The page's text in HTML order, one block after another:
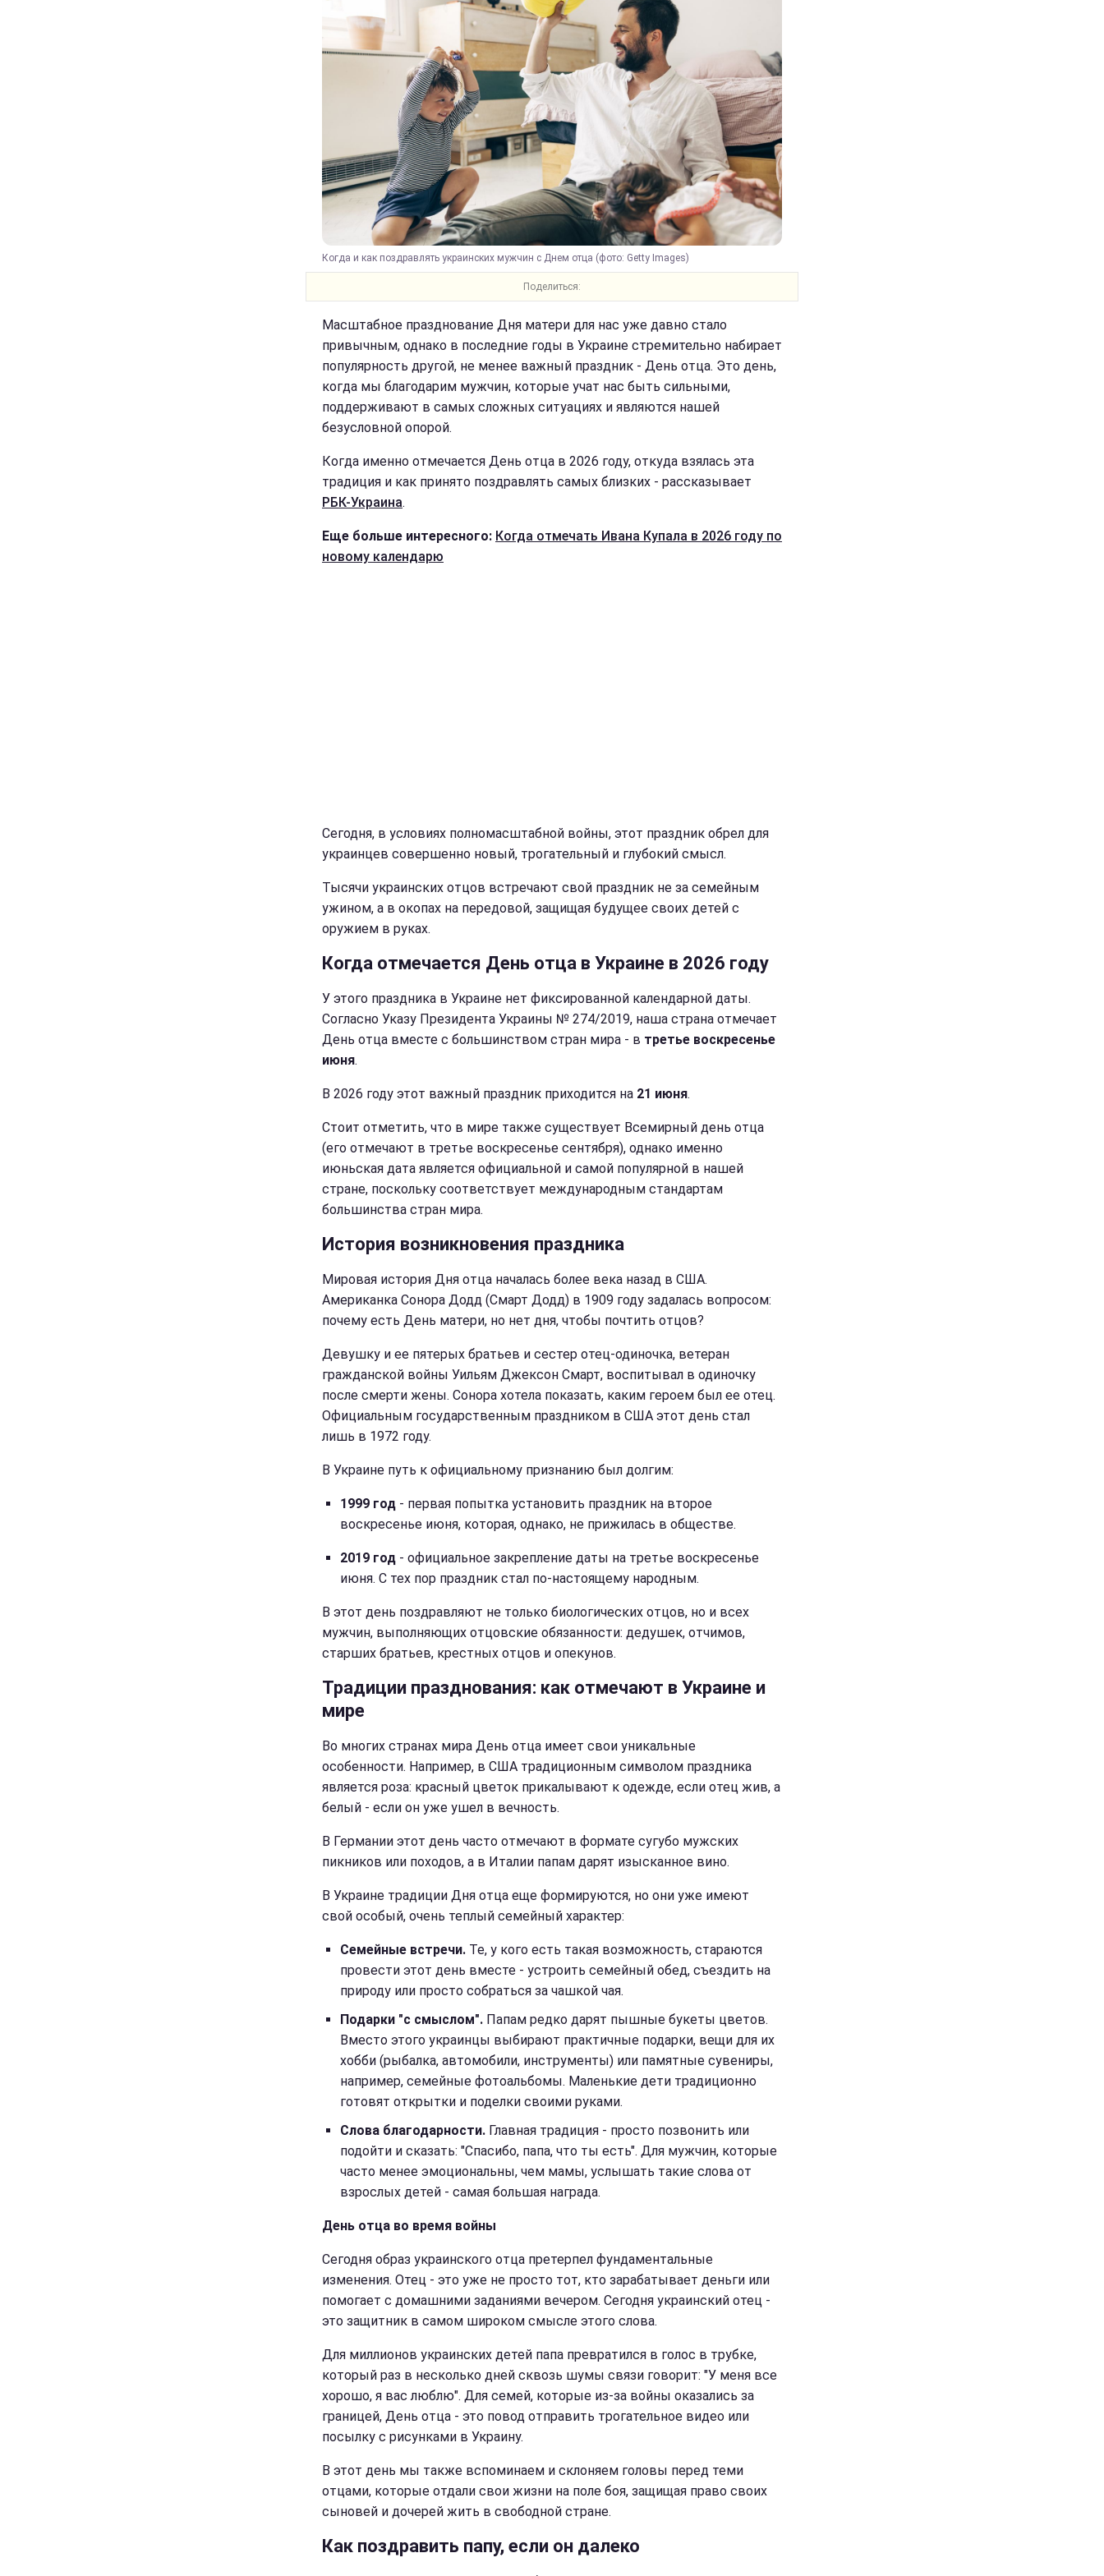
Когда и как поздравлять украинских мужчин с Днем отца (фото: Getty Images)
Поделиться:
Масштабное празднование Дня матери для нас уже давно стало
привычным, однако в последние годы в Украине стремительно набирает
популярность другой, не менее важный праздник - День отца. Это день,
когда мы благодарим мужчин, которые учат нас быть сильными,
поддерживают в самых сложных ситуациях и являются нашей
безусловной опорой.
Когда именно отмечается День отца в 2026 году, откуда взялась эта
традиция и как принято поздравлять самых близких - рассказывает
РБК-Украина.
Еще больше интересного: Когда отмечать Ивана Купала в 2026 году по
новому календарю
Сегодня, в условиях полномасштабной войны, этот праздник обрел для
украинцев совершенно новый, трогательный и глубокий смысл.
Тысячи украинских отцов встречают свой праздник не за семейным
ужином, а в окопах на передовой, защищая будущее своих детей с
оружием в руках.
Когда отмечается День отца в Украине в 2026 году
У этого праздника в Украине нет фиксированной календарной даты.
Согласно Указу Президента Украины № 274/2019, наша страна отмечает
День отца вместе с большинством стран мира - в третье воскресенье
июня.
В 2026 году этот важный праздник приходится на 21 июня.
Стоит отметить, что в мире также существует Всемирный день отца
(его отмечают в третье воскресенье сентября), однако именно
июньская дата является официальной и самой популярной в нашей
стране, поскольку соответствует международным стандартам
большинства стран мира.
История возникновения праздника
Мировая история Дня отца началась более века назад в США.
Американка Сонора Додд (Смарт Додд) в 1909 году задалась вопросом:
почему есть День матери, но нет дня, чтобы почтить отцов?
Девушку и ее пятерых братьев и сестер отец-одиночка, ветеран
гражданской войны Уильям Джексон Смарт, воспитывал в одиночку
после смерти жены. Сонора хотела показать, каким героем был ее отец.
Официальным государственным праздником в США этот день стал
лишь в 1972 году.
В Украине путь к официальному признанию был долгим:
1999 год - первая попытка установить праздник на второе
воскресенье июня, которая, однако, не прижилась в обществе.
2019 год - официальное закрепление даты на третье воскресенье
июня. С тех пор праздник стал по-настоящему народным.
В этот день поздравляют не только биологических отцов, но и всех
мужчин, выполняющих отцовские обязанности: дедушек, отчимов,
старших братьев, крестных отцов и опекунов.
Традиции празднования: как отмечают в Украине и
мире
Во многих странах мира День отца имеет свои уникальные
особенности. Например, в США традиционным символом праздника
является роза: красный цветок прикалывают к одежде, если отец жив, а
белый - если он уже ушел в вечность.
В Германии этот день часто отмечают в формате сугубо мужских
пикников или походов, а в Италии папам дарят изысканное вино.
В Украине традиции Дня отца еще формируются, но они уже имеют
свой особый, очень теплый семейный характер:
Семейные встречи. Те, у кого есть такая возможность, стараются
провести этот день вместе - устроить семейный обед, съездить на
природу или просто собраться за чашкой чая.
Подарки "с смыслом". Папам редко дарят пышные букеты цветов.
Вместо этого украинцы выбирают практичные подарки, вещи для их
хобби (рыбалка, автомобили, инструменты) или памятные сувениры,
например, семейные фотоальбомы. Маленькие дети традиционно
готовят открытки и поделки своими руками.
Слова благодарности. Главная традиция - просто позвонить или
подойти и сказать: "Спасибо, папа, что ты есть". Для мужчин, которые
часто менее эмоциональны, чем мамы, услышать такие слова от
взрослых детей - самая большая награда.
День отца во время войны
Сегодня образ украинского отца претерпел фундаментальные
изменения. Отец - это уже не просто тот, кто зарабатывает деньги или
помогает с домашними заданиями вечером. Сегодня украинский отец -
это защитник в самом широком смысле этого слова.
Для миллионов украинских детей папа превратился в голос в трубке,
который раз в несколько дней сквозь шумы связи говорит: "У меня все
хорошо, я вас люблю". Для семей, которые из-за войны оказались за
границей, День отца - это повод отправить трогательное видео или
посылку с рисунками в Украину.
В этот день мы также вспоминаем и склоняем головы перед теми
отцами, которые отдали свои жизни на поле боя, защищая право своих
сыновей и дочерей жить в свободной стране.
Как поздравить папу, если он далеко